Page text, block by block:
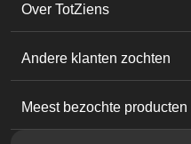
Over TotZiens
Andere klanten zochten
Meest bezochte producten